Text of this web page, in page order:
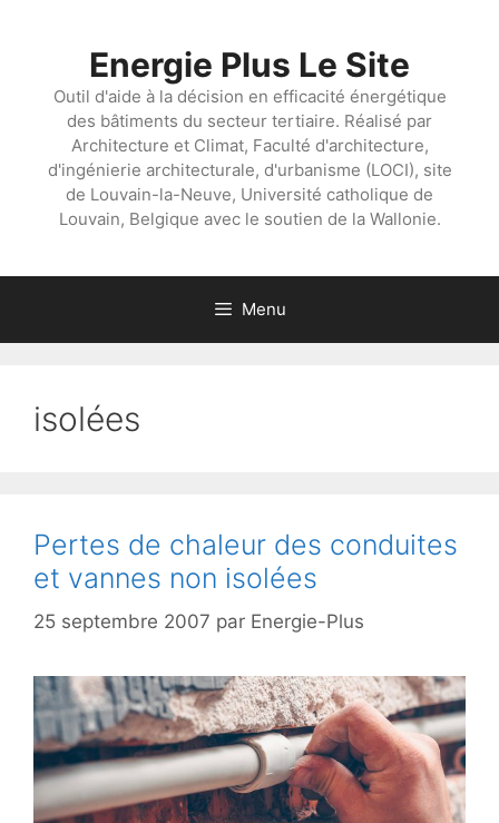
Energie Plus Le Site
Outil d'aide à la décision en efficacité énergétique
des bâtiments du secteur tertiaire. Réalisé par
Architecture et Climat, Faculté d'architecture,
d'ingénierie architecturale, d'urbanisme (LOCI), site
de Louvain-la-Neuve, Université catholique de
Louvain, Belgique avec le soutien de la Wallonie.
Menu
isolées
Pertes de chaleur des conduites
et vannes non isolées
25 septembre 2007 par Energie-Plus